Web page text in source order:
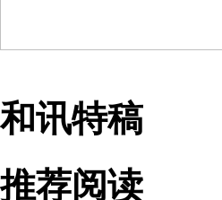
和讯特稿
推荐阅读